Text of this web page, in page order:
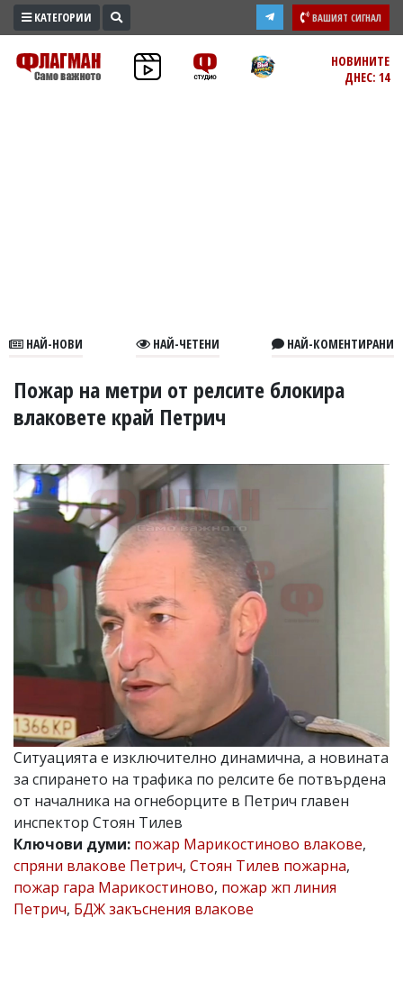
ПРОМО
ЗОНА
В
УКРАЙНА
РАЗСЛЕДВАНЕ
БИЗНЕС
ЮГ
Управители:
Веселин
v.vasilev@flagman.bg
Касабова,
еmail:k.kassabova@flagman.bg
Главен
редактор:
Иван
Колев,
email:
Коментарите
под
се
въвеждат
от
КАТЕГОРИИ ВАШИЯТ СИГНАЛ
НОВИНИТЕ
ДНЕС: 14
НАЙ-НОВИ НАЙ-ЧЕТЕНИ НАЙ-КОМЕНТИРАНИ
Пожар на метри от релсите блокира
влаковете край Петрич
Ситуацията е изключително динамична, а новината
за спирането на трафика по релсите бе потвърдена
от началника на огнеборците в Петрич главен
инспектор Стоян Тилев
Ключови думи: пожар Марикостиново влакове,
спряни влакове Петрич, Стоян Тилев пожарна,
пожар гара Марикостиново, пожар жп линия
Петрич, БДЖ закъснения влакове